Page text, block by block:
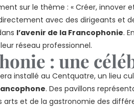
sur le thème : « Créer, innover
avec des dirigeants et
l’avenir de la Francophonie.
réseau professionnel.
: une
installé au Centquatre, un lieu
. Des pavillons
arts et de la gastronomie des